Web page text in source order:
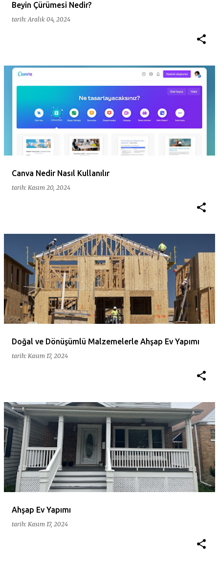
Beyin Çürümesi Nedir?
tarih:Aralık 04, 2024
Canva Nedir Nasıl Kullanılır
tarih: Kasım 20, 2024
Doğal ve Dönüşümlü Malzemelerle Ahşap Ev Yapımı
tarih: Kasım 17, 2024
Ahşap Ev Yapımı
tarih: Kasım 17, 2024